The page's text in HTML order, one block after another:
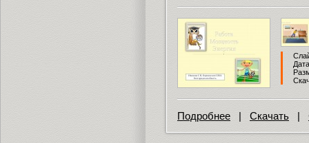
Подробнее |Скачать |